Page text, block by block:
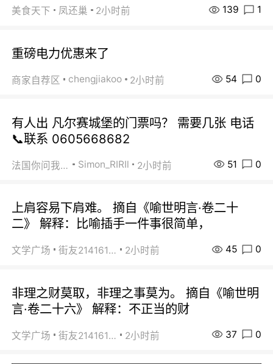
美食天下 凤还巢 2小时前 139 1
重磅电力优惠来了
商家自荐区 chengjiakoo 2小时前 54 0
有人出 凡尔赛城堡的门票吗？ 需要几张 电话
📞联系 0605668682
法国你问我答 Simon_RIRIl 2小时前 51 0
上肩容易下肩难。 摘自《喻世明言·卷二十
二》 解释：比喻插手一件事很简单，
文学广场 街友21416156 2小时前 45 0
非理之财莫取，非理之事莫为。 摘自《喻世明
言·卷二十六》 解释：不正当的财
文学广场 街友21416156 2小时前 37 0